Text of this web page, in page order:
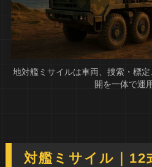
地対艦ミサイルは車両、捜索・標
開を一体で運
対艦ミサイル｜12